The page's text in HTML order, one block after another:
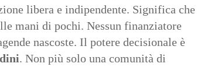
libera e indipendente. Significa che
mani di pochi. Nessun finanziatore
nascoste. Il potere decisionale è
. Non più solo una comunità di